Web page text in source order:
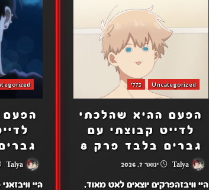
Uncategorized כללי
הפעם ההיא שהלכתי
לדייט קבוצתי עם
גברים בלבד פרק 8
Talya ינואר 7, 2026
היי וויבזהפרקים יוצאים לאט מאוד,
הפעם
היי